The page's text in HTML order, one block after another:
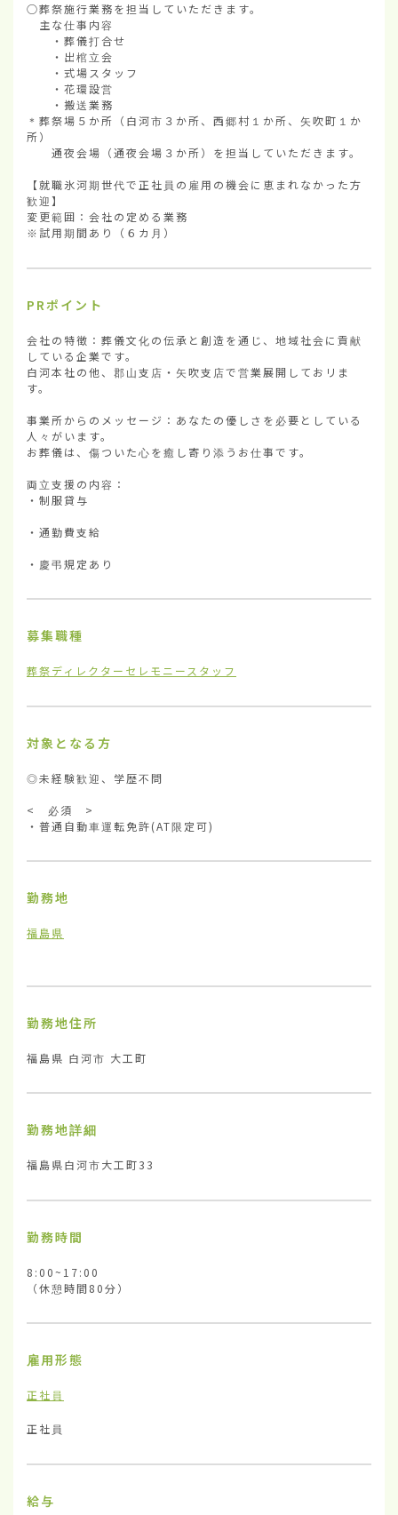
○葬祭施行業務を担当していただきます。
主な仕事内容
・葬儀打合せ
・出棺立会
・式場スタッフ
・花環設営
・搬送業務
＊葬祭場５か所（白河市３か所、西郷村１か所、矢吹町１か
所）
通夜会場（通夜会場３か所）を担当していただきます。
【就職氷河期世代で正社員の雇用の機会に恵まれなかった方
歓迎】
変更範囲：会社の定める業務
※試用期間あり（６カ月）
PRポイント
会社の特徴：葬儀文化の伝承と創造を通じ、地域社会に貢献
している企業です。
白河本社の他、郡山支店・矢吹支店で営業展開しておリま
す。
事業所からのメッセージ：あなたの優しさを必要としている
人々がいます。
お葬儀は、傷ついた心を癒し寄り添うお仕事です。
両立支援の内容：
・制服貸与
・通勤費支給
・慶弔規定あり
募集職種
葬祭ディレクター セレモニースタッフ
対象となる方
◎未経験歓迎、学歴不問
<　必須　>
・普通自動車運転免許(AT限定可)
勤務地
福島県
勤務地住所
福島県 白河市 大工町
勤務地詳細
福島県白河市大工町33
勤務時間
8:00~17:00
（休憩時間80分）
雇用形態
正社員
正社員
給与